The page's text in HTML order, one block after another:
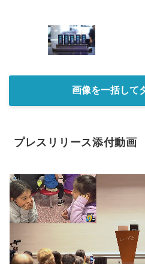
画像を一括して
プレスリリース添付動画